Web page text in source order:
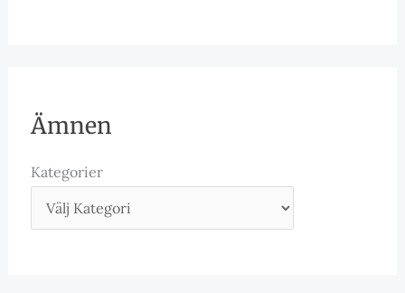
Ämnen
Kategorier